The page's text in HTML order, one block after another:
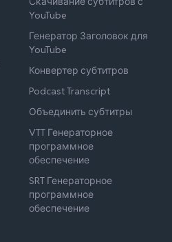
YouTube
Генератор Заголовок для
YouTube
Конвертер субтитров
Podcast Transcript
Объединить субтитры
VTT Генераторное
программное
обеспечение
SRT Генераторное
программное
обеспечение